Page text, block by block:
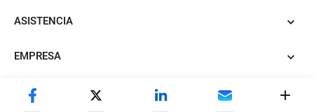
ASISTENCIA
EMPRESA